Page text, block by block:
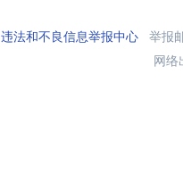
违法和不良信息举报中心举报
网